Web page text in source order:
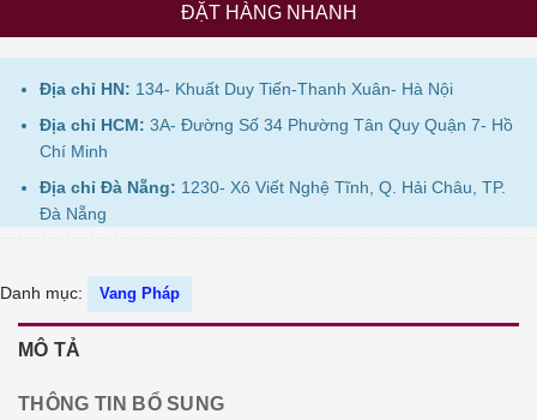
ĐẶT HÀNG NHANH
Địa chỉ HN: 134- Khuất Duy Tiến-Thanh Xuân- Hà Nội
Địa chỉ HCM: 3A- Đường Số 34 Phường Tân Quy Quận 7- Hồ
Chí Minh
Địa chỉ Đà Nẵng: 1230- Xô Viết Nghệ Tĩnh, Q. Hải Châu, TP.
Đà Nẵng
Danh mục: Vang Pháp
MÔ TẢ
THÔNG TIN BỔ SUNG